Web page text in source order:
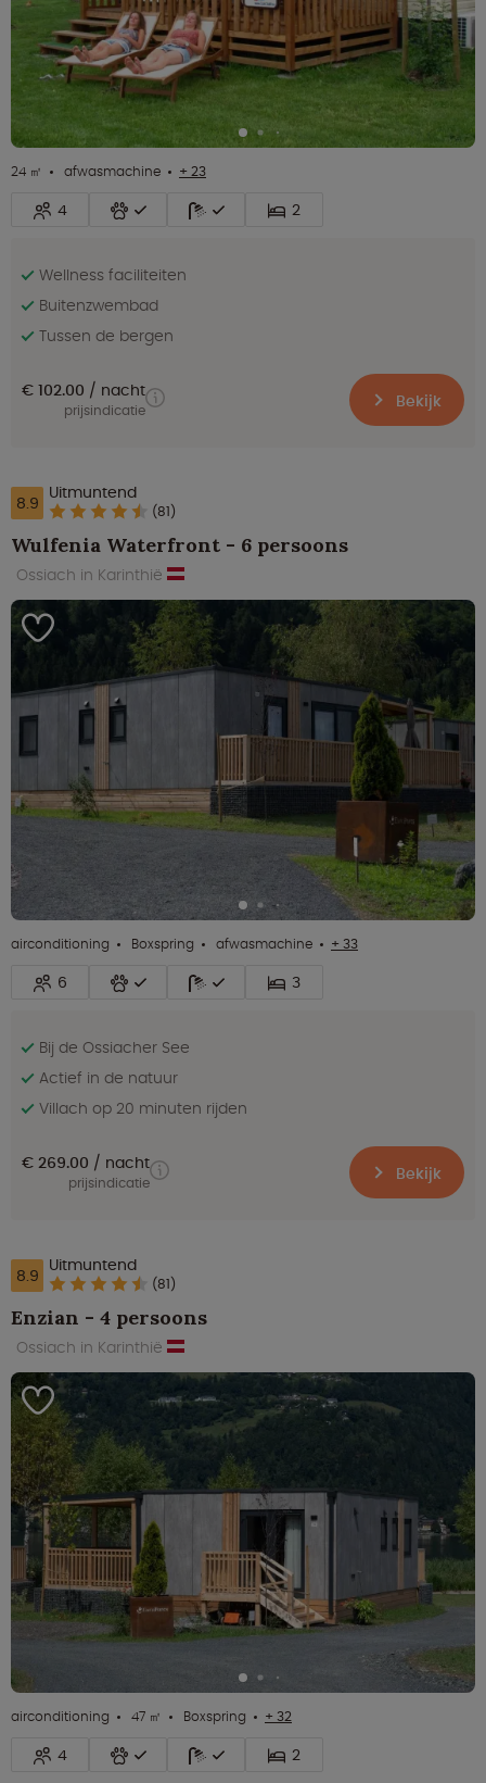
24 ㎡ afwasmachine + 23
4 2
Wellness faciliteiten
Buitenzwembad
Tussen de bergen
€ 102.00 nacht
prijsindicatie Bekijk
8.9 Uitmuntend
(81)
Wulfenia Waterfront - 6 persoons
Ossiach in Karinthië
airconditioning Boxspring afwasmachine + 33
6 3
Bij de Ossiacher See
Actief in de natuur
Villach op 20 minuten rijden
€ 269.00 nacht
prijsindicatie Bekijk
8.9 Uitmuntend
(81)
Enzian - 4 persoons
Ossiach in Karinthië
airconditioning 47 ㎡ Boxspring + 32
4 2